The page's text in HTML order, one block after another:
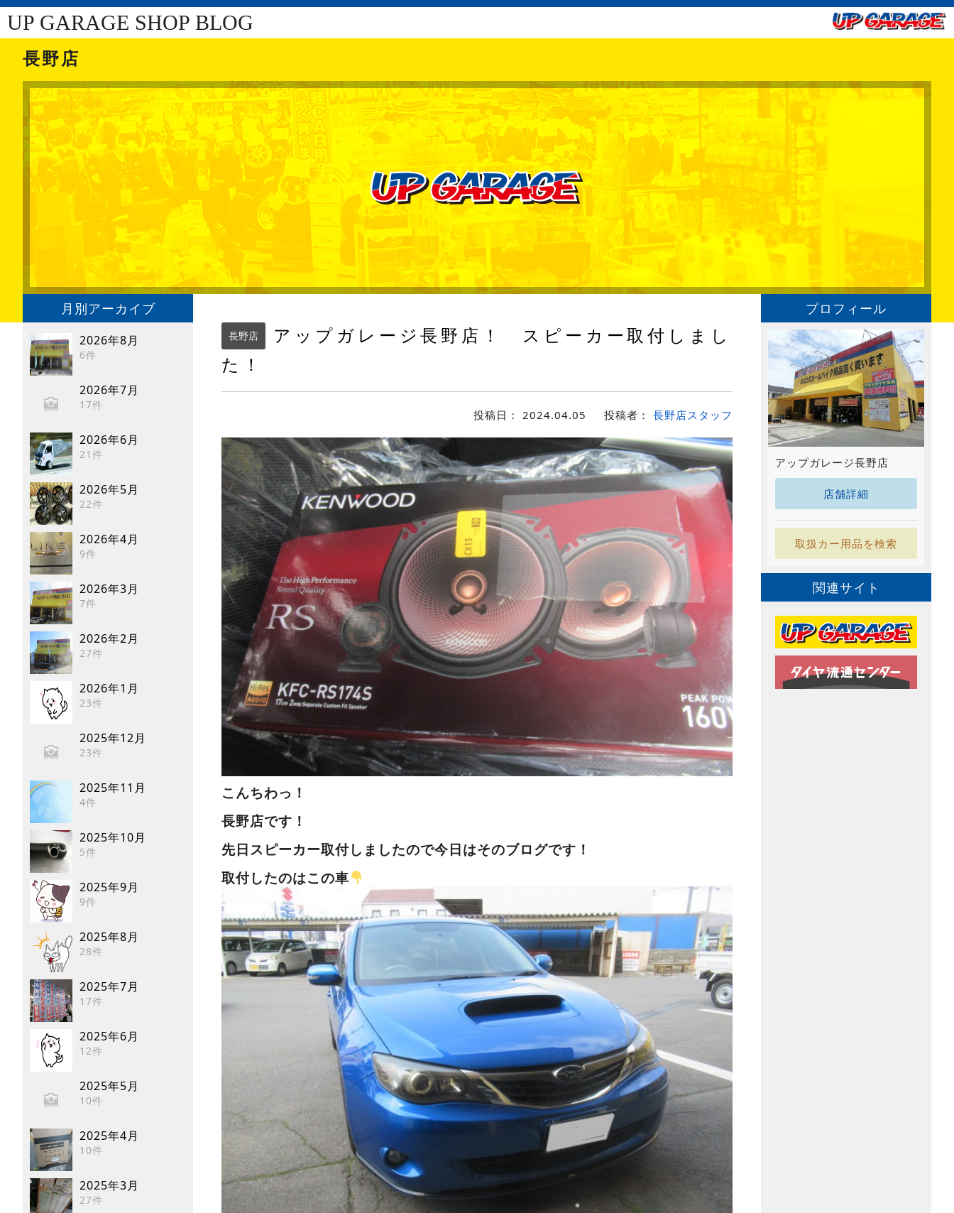
UP GARAGE SHOP BLOG
長野店
月別アーカイブ
2026年8月
6件
2026年7月
17件
2026年6月
21件
2026年5月
22件
2026年4月
9件
2026年3月
7件
2026年2月
27件
2026年1月
23件
2025年12月
23件
2025年11月
4件
2025年10月
5件
2025年9月
9件
2025年8月
28件
2025年7月
17件
2025年6月
12件
2025年5月
10件
2025年4月
10件
2025年3月
27件
長野店
アップガレージ長野店！ スピーカー取付しまし
た！
投稿日： 2024.04.05 投稿者： 長野店スタッフ
こんちわっ！
長野店です！
先日スピーカー取付しましたので今日はそのブログです！
取付したのはこの車
プロフィール
アップガレージ長野店
店舗詳細
取扱カー用品を検索
関連サイト